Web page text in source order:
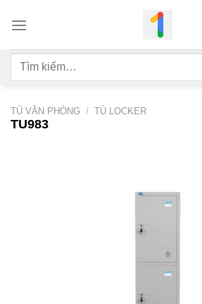
qua
dung
Tìm
TỦ VĂN PHÒNG / TỦ LOCKER
TU983